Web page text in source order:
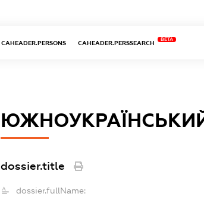
CAHEADER.PERSONS CAHEADER.PERSSEARCH
BETA
dossier.title
dossier.fullName: